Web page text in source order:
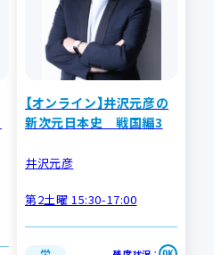
【オンライン】井沢元彦の
新次元日本史 戦国編3
井沢元彦
第2土曜 15:30-17:00